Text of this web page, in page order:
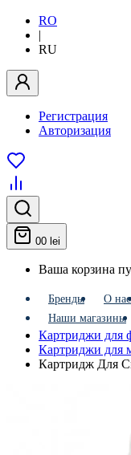
RO
|
RU
Регистрация
Авторизация
00 lei
Ваша корзина
Бренды О нас
Наши магазины
Картриджи для
Картриджи для
Картридж Для